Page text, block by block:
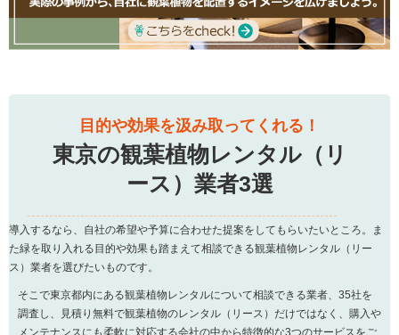
目的や効果を汲み取ってくれる！
東京の観葉植物レンタル（リ
ース）業者3選
導入するなら、自社の希望や予算に合わせた提案をしてもらいたいところ。ま
た緑を取り入れる目的や効果も踏まえて相談できる観葉植物レンタル（リー
ス）業者を選びたいものです。
そこで東京都内にある観葉植物レンタルについて相談できる業者、35社を
調査し、見積り無料で観葉植物のレンタル（リース）だけではなく、購入や
メンテナンスにも柔軟に対応する会社の中から特徴的な3つのサービスをご